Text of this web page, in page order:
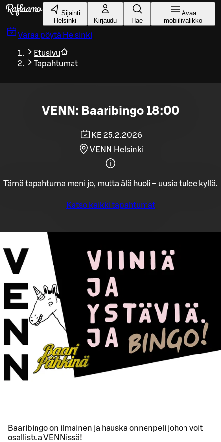
Siirry pääsisältöön
Sijainti
Helsinki
Kirjaudu Hae
Avaa
mobiilivalikko
Varaa pöytä Helsinki
Etusivu
Tapahtumat
VENN: Baaribingo 18:00
KE 25.2.2026
VENN Helsinki
Tämä tapahtuma meni jo, mutta älä huoli – uusia tulee kyllä.
Katso kaikki tapahtumat
Baaribingo on ilmainen ja hauska onnenpeli johon voit
osallistua VENNissä!